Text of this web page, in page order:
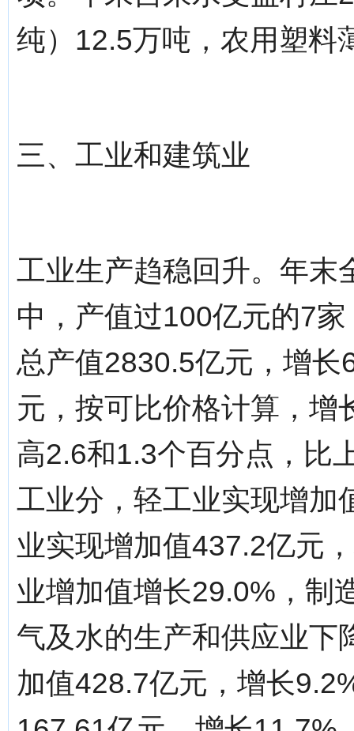
纯）12.5万吨，农用塑料
三、工业和建筑业
工业生产趋稳回升。年末
中，产值过100亿元的7
总产值2830.5亿元，增
元，按可比价格计算，增
高2.6和1.3个百分点，比
工业分，轻工业实现增加
业实现增加值437.2亿元
业增加值增长29.0%，制
气及水的生产和供应业下
加值428.7亿元，增长